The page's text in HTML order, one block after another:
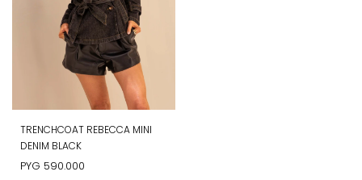
TRENCHCOAT REBECCA MINI
DENIM BLACK
PYG 590.000